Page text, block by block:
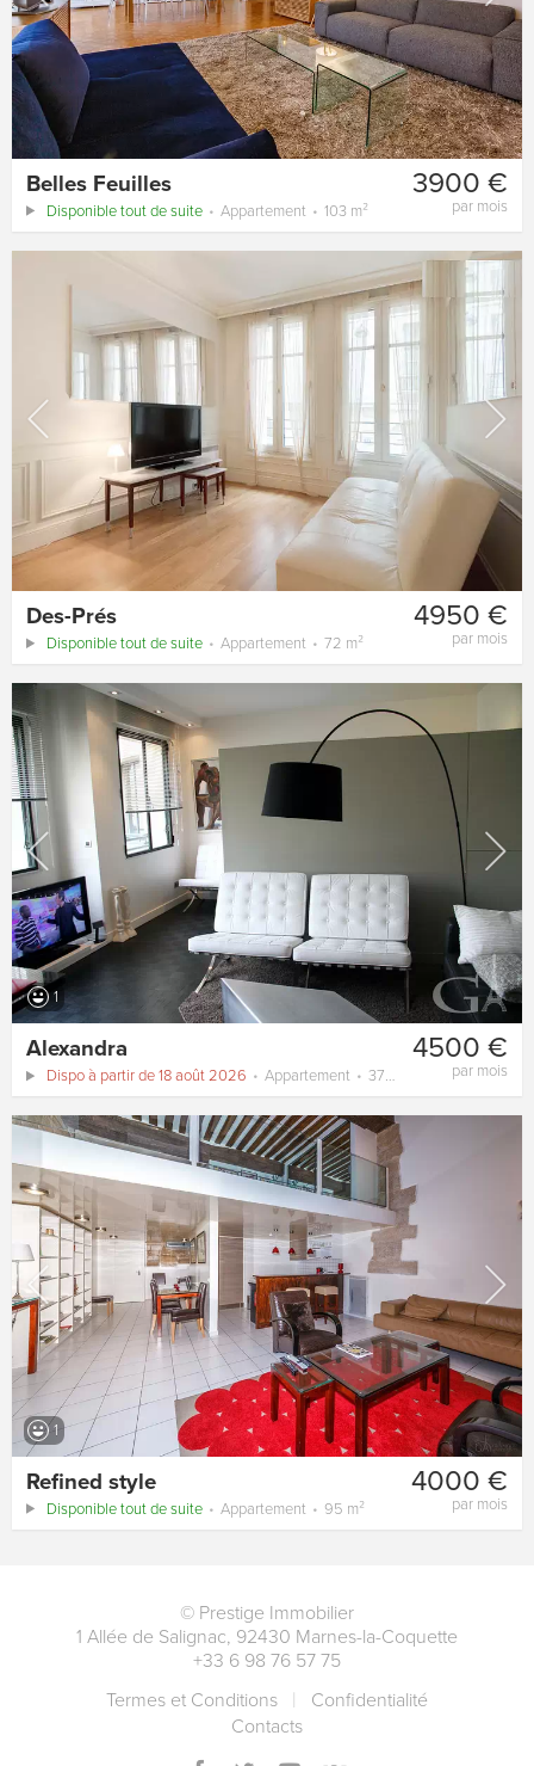
3900 €
par mois
Belles Feuilles
Disponible tout de suite Appartement 103 m²
4950 €
par mois
Des-Prés
Disponible tout de suite Appartement 72 m²
1
4500 €
par mois
Alexandra
Dispo à partir de 18 août 2026 Appartement 37 m²
1
4000 €
par mois
Refined style
Disponible tout de suite Appartement 95 m²
© Prestige Immobilier
1 Allée de Salignac, 92430 Marnes-la-Coquette
+33 6 98 76 57 75
Termes et Conditions
Сonfidentialité
Contacts